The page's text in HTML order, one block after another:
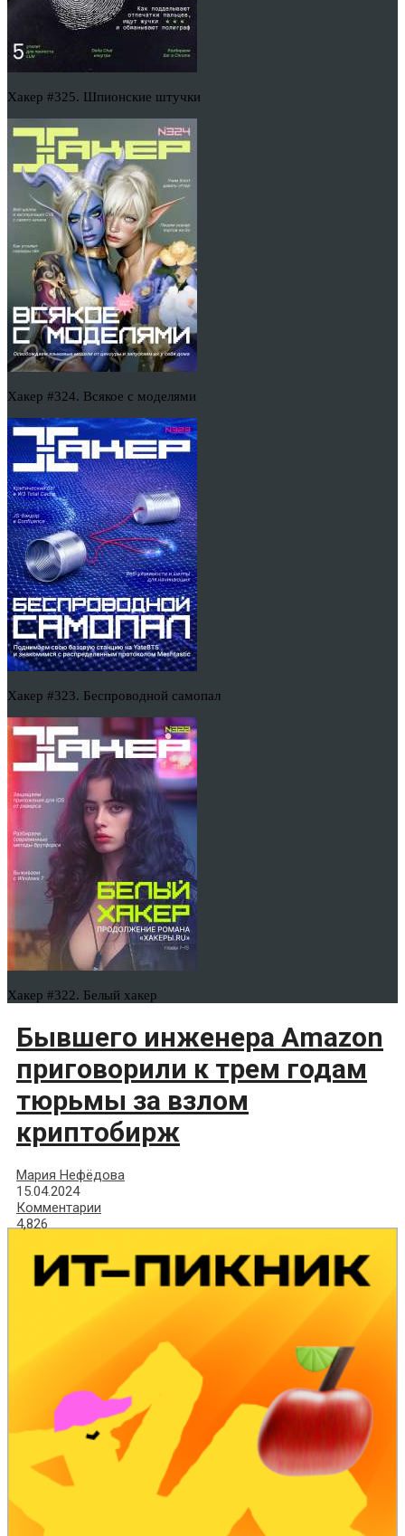
Хакер #325. Шпионские штучки
Хакер #324. Всякое с моделями
Хакер #323. Беспроводной самопал
Хакер #322. Белый хакер
Бывшего инженера Amazon
приговорили к трем годам
тюрьмы за взлом
криптобирж
Мария Нефёдова
15.04.2024
Комментарии
4,826